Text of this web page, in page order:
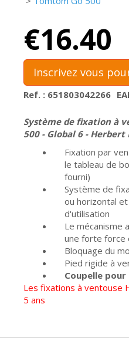
€16.40
Inscrivez vous
Ref. : 651803042266
Système de fixation à
500 - Global 6 - Herbert
Fixation par
le tableau de
fourni)
Système de
ou horizontal
d'utilisation
Le mécanisme
une forte force
Bloquage du
Pied rigide à
Coupelle
Les fixations à ventouse
5 ans